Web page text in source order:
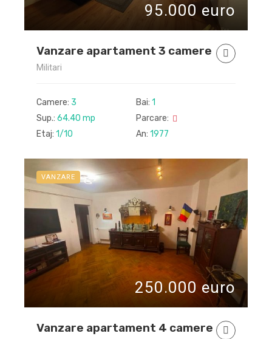
95.000 euro
Vanzare apartament 3 camere
Militari
Camere: 3 Bai: 1
Sup.: 64.40 mp
Parcare:
Etaj: 1/10 An: 1977
VANZARE
250.000 euro
Vanzare apartament 4 camere